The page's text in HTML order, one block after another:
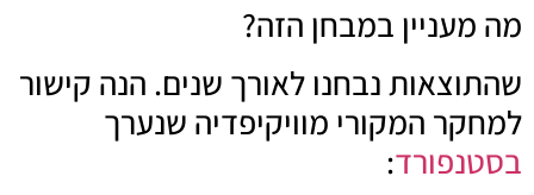
מה מעניין במבחן הזה?
שהתוצאות נבחנו לאורך שנים. הנה קישור
למחקר המקורי מוויקיפדיה שנערך
בסטנפורד: